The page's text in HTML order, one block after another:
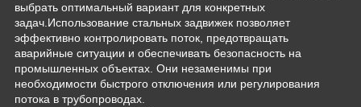
выбрать оптимальный вариант для конкретных
задач.Использование стальных задвижек позволяет
эффективно контролировать поток, предотвращать
аварийные ситуации и обеспечивать безопасность на
промышленных объектах. Они незаменимы при
необходимости быстрого отключения или регулирования
потока в трубопроводах.